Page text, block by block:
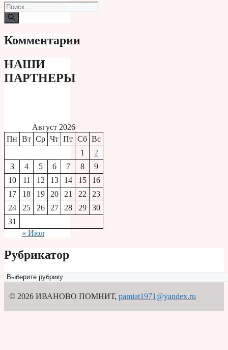
Поиск:
Комментарии
НАШИ
ПАРТНЕРЫ
Август 2026
Пн Вт Ср Чт Пт Сб Вс
1
2
3
4 5 6 7 8
9
10
11 12 13 14 15
16
17
18 19 20 21 22
23
24
25 26 27 28 29
30
31
« Июл
Рубрикатор
Рубрикатор
© 2026 ИВАНОВО ПОМНИТ, pamiat1971@yandex.ru